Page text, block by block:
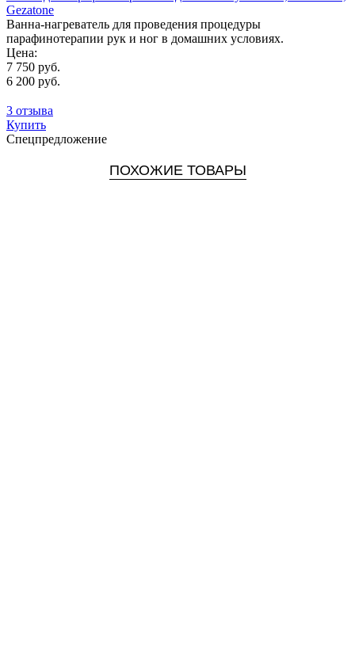
Gezatone
Ванна-нагреватель для проведения процедуры
парафинотерапии рук и ног в домашних условиях.
Цена:
7 750 руб.
6 200 руб.
3 отзыва
Купить
Спецпредложение
ПОХОЖИЕ ТОВАРЫ